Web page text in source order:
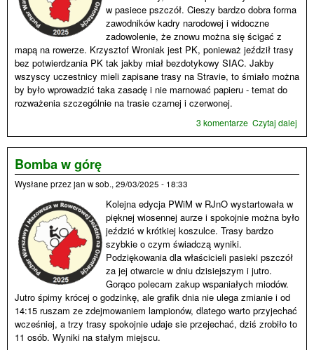
w pasiece pszczół. Cieszy bardzo dobra forma
zawodników kadry narodowej i widoczne
zadowolenie, że znowu można się ścigać z
mapą na rowerze. Krzysztof Wroniak jest PK, ponieważ jeździł trasy
bez potwierdzania PK tak jakby miał bezdotykowy SIAC. Jakby
wszyscy uczestnicy mieli zapisane trasy na Stravie, to śmiało można
by było wprowadzić taka zasadę i nie marnować papieru - temat do
rozważenia szczególnie na trasie czarnej i czerwonej.
Czytaj dalej
3 komentarze
Bomba w górę
Wysłane przezjan wsob., 29/03/2025 - 18:33
Kolejna edycja PWiM w RJnO wystartowała w
pięknej wiosennej aurze i spokojnie można było
jeździć w krótkiej koszulce. Trasy bardzo
szybkie o czym świadczą wyniki.
Podziękowania dla właścicieli pasieki pszczół
za jej otwarcie w dniu dzisiejszym i jutro.
Gorąco polecam zakup wspaniałych miodów.
Jutro śpimy krócej o godzinkę, ale grafik dnia nie ulega zmianie i od
14:15 ruszam ze zdejmowaniem lampionów, dlatego warto przyjechać
wcześniej, a trzy trasy spokojnie udaje sie przejechać, dziś zrobiło to
11 osób. Wyniki na stałym miejscu.